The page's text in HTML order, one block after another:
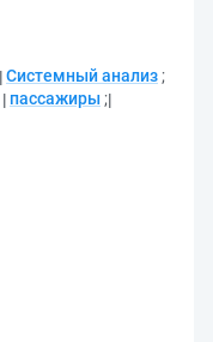
Системный анализ ;
пассажиры ;